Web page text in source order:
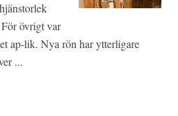
övrigt var
ap-lik. Nya rön har ytterligare
...